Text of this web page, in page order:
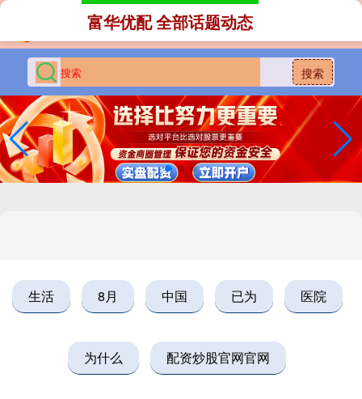
搜索
富华优配 全部话题动态
生活 8月 中国 已为 医院
为什么 配资炒股官网官网